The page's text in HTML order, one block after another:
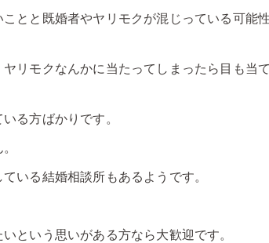
とと既婚者やヤリモクが混じっている可能性
リモクなんかに当たってしまったら目も当て
る方ばかりです。
いる結婚相談所もあるようです。
という思いがある方なら大歓迎です。